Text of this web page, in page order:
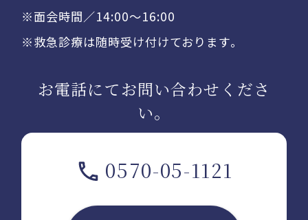
※面会時間／14:00〜16:00
※救急診療は随時受け付けております。
お電話にてお問い合わせくださ
い。
0570-05-1121